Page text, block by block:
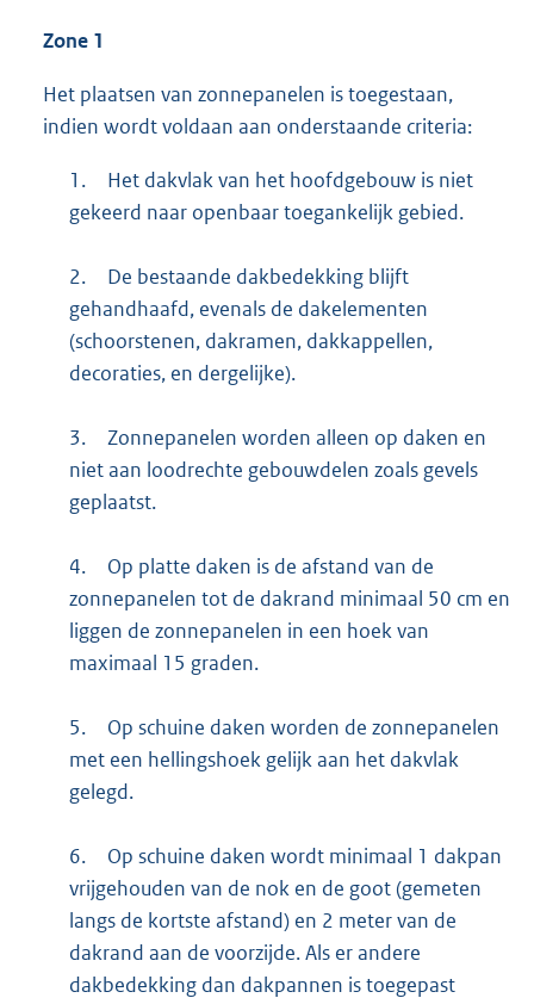
Zone 1
Het plaatsen van zonnepanelen is toegestaan,
indien wordt voldaan aan onderstaande criteria:
1.
Het dakvlak van het hoofdgebouw is niet
gekeerd naar openbaar toegankelijk gebied.
2.
De bestaande dakbedekking blijft
gehandhaafd, evenals de dakelementen
(schoorstenen, dakramen, dakkappellen,
decoraties, en dergelijke).
3.
Zonnepanelen worden alleen op daken en
niet aan loodrechte gebouwdelen zoals gevels
geplaatst.
4.
Op platte daken is de afstand van de
zonnepanelen tot de dakrand minimaal 50 cm en
liggen de zonnepanelen in een hoek van
maximaal 15 graden.
5.
Op schuine daken worden de zonnepanelen
met een hellingshoek gelijk aan het dakvlak
gelegd.
6.
Op schuine daken wordt minimaal 1 dakpan
vrijgehouden van de nok en de goot (gemeten
langs de kortste afstand) en 2 meter van de
dakrand aan de voorzijde. Als er andere
dakbedekking dan dakpannen is toegepast